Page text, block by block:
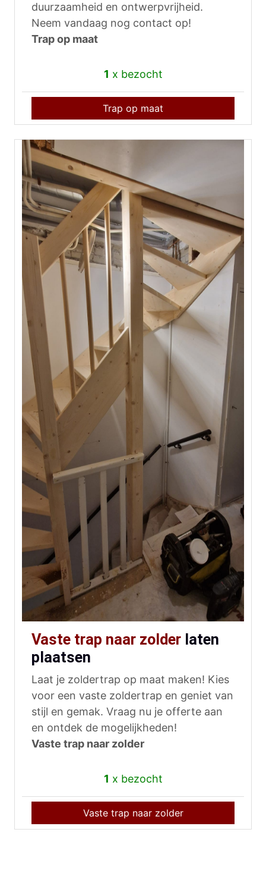
duurzaamheid en ontwerpvrijheid.
Neem vandaag nog contact op!
Trap op maat
1 x bezocht
Trap op maat
Vaste trap naar zolder laten
plaatsen
Laat je zoldertrap op maat maken! Kies
voor een vaste zoldertrap en geniet van
stijl en gemak. Vraag nu je offerte aan
en ontdek de mogelijkheden!
Vaste trap naar zolder
1 x bezocht
Vaste trap naar zolder